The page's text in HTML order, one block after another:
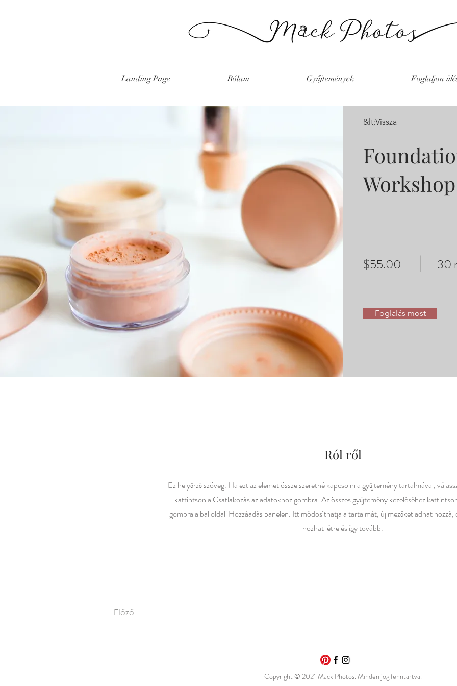
Landing Page Rólam Gyűjtemények Foglaljon
&lt;Vissza
Workshop
$55.00 30
Foglalás most
Ról ről
Ez helyőrző szöveg. Ha ezt az elemet össze szeretné kapcsolni a gyűjtemény tartalmával,
kattintson a Csatlakozás az adatokhoz gombra. Az összes gyűjtemény kezeléséhez
gombra a bal oldali Hozzáadás panelen. Itt módosíthatja a tartalmát, új mezőket adhat
hozhat létre és így tovább.
Előző
Copyright © 2021 Mack Photos. Minden jog fenntartva.